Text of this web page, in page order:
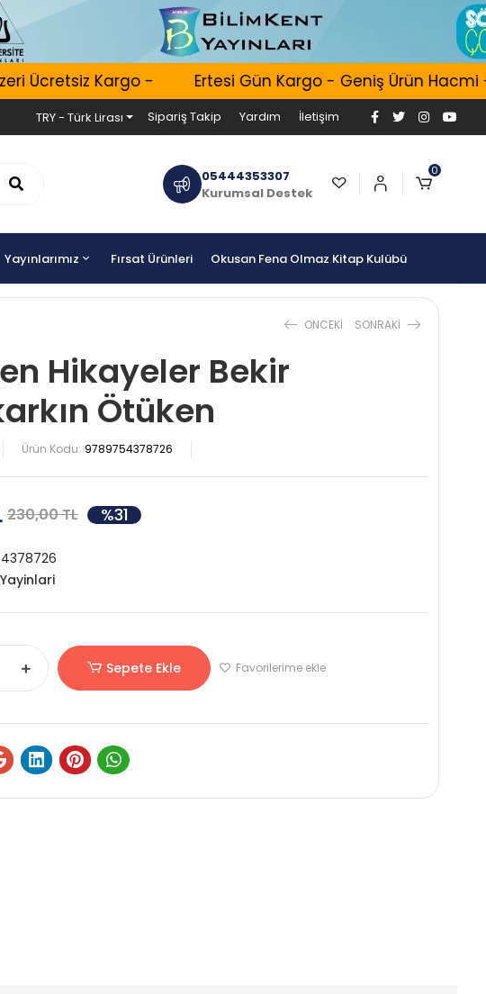
Ücretsiz Kargo - Ertesi Gün Kargo - Geniş Ürün Hacmi -
TRY - Türk Lirası Sipariş Takip Yardım İletişim
05444353307
Kurumsal Destek
0
Yayınlarımız Fırsat Ürünleri Okusan Fena Olmaz Kitap Kulübü
ONCEKI SONRAKI
Hikayeler Bekir
Ötüken
Ürün Kodu: 9789754378726
230,00 TL %31
Sepete Ekle Favorilerime ekle